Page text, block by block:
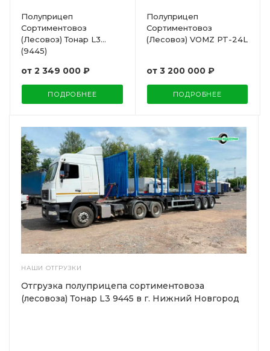
Полуприцеп
Сортиментовоз
(Лесовоз) Тонар L3
(9445)
от 2 349 000 ₽
ПОДРОБНЕЕ
Полуприцеп
Сортиментовоз
(Лесовоз) VOMZ PT-24L
от 3 200 000 ₽
ПОДРОБНЕЕ
НАШИ ОТГРУЗКИ
Отгрузка полуприцепа сортиментовоза
(лесовоза) Тонар L3 9445 в г. Нижний Новгород